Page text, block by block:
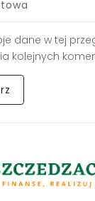
dane w tej
kolejnych